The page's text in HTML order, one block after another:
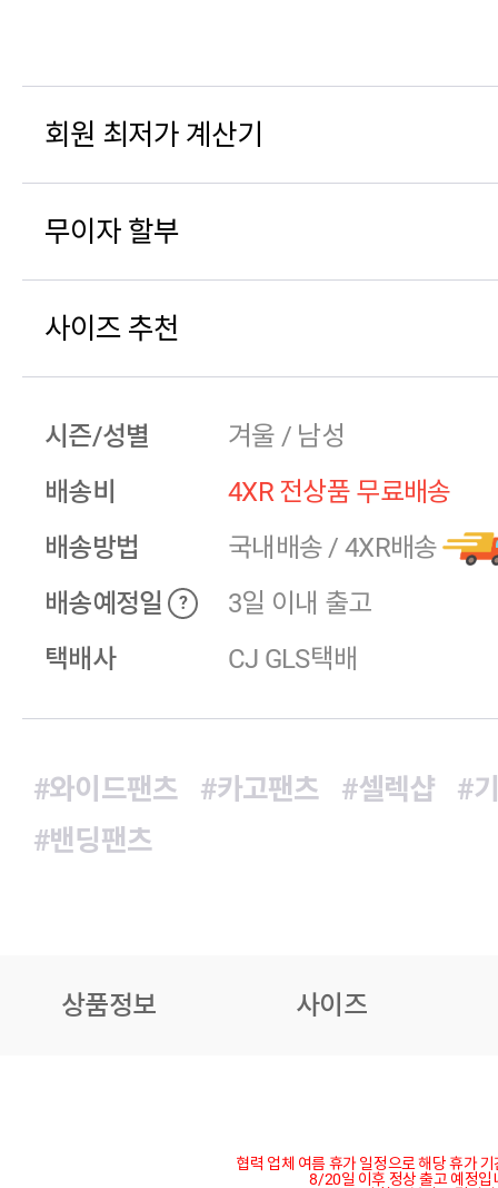
회원 최저가 계산기
무이자 할부
사이즈 추천
시즌/성별
겨울 / 남성
배송비
4XR 전상품 무료배송
배송방법
국내배송 / 4XR배송
배송예정일
?
3일 이내 출고
택배사
CJ GLS택배
#와이드팬츠 #카고팬츠 #셀렉샵
#
#밴딩팬츠
상품정보 사이즈
협력 업체 여름 휴가 일정으로 해당 휴가
8/20일 이후 정상 출고 예정입